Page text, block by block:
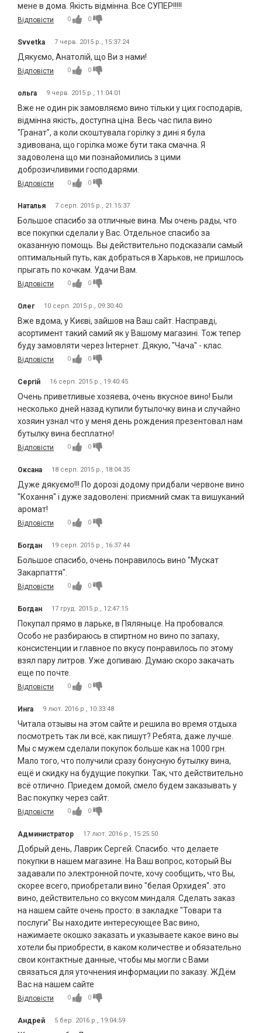
мене в дома. Якість відмінна. Все СУПЕР!!!!!
Відповісти 0 0
Svvetka 7 черв. 2015 р., 15:37:24
Дякуємо, Анатолій, що Ви з нами!
Відповісти 0 0
ольга 9 черв. 2015 р., 11:04:01
Вже не один рік замовляємо вино тільки у цих господарів,
відмінна якість, доступна ціна. Весь час пила вино
"Гранат", а коли скоштувала горілку з дині я була
здивована, що горілка може бути така смачна. Я
задоволена що ми познайомились з цими
доброзичливими господарями.
Відповісти 0 0
Наталья 7 серп. 2015 р., 21:15:37
Большое спасибо за отличные вина. Мы очень рады, что
все покупки сделали у Вас. Отдельное спасибо за
оказанную помощь. Вы действительно подсказали самый
оптимальный путь, как добраться в Харьков, не пришлось
прыгать по кочкам. Удачи Вам.
Відповісти 0 0
Олег 10 серп. 2015 р., 09:30:40
Вже вдома, у Києві, зайшов на Ваш сайт. Насправді,
асортимент такий самий як у Вашому магазині. Тож тепер
буду замовляти через Інтернет. Дякую, "Чача" - клас.
Відповісти 0 0
Сергій 16 серп. 2015 р., 19:40:45
Очень приветливые хозяева, очень вкусное вино! Были
несколько дней назад купили бутылочку вина и случайно
хозяин узнал что у меня день рождения презентовал нам
бутылку вина бесплатно!
Відповісти 0 0
Оксана 18 серп. 2015 р., 18:04:35
Дуже дякуємо!!! По дорозі додому придбали червоне вино
"Кохання" і дуже задоволені: приємний смак та вишуканий
аромат!
Відповісти 0 0
Богдан 19 серп. 2015 р., 16:37:44
Большое спасибо, очень понравилось вино "Мускат
Закарпаття".
Відповісти 0 0
Богдан 17 груд. 2015 р., 12:47:15
Покупал прямо в ларьке, в Пяляныце. На пробовался.
Особо не разбираюсь в спиртном но вино по запаху,
консистенции и главное по вкусу понравилось по этому
взял пару литров. Уже допиваю. Думаю скоро закачать
еще по почте.
Відповісти 0 0
Инга 9 лют. 2016 р., 10:33:48
Читала отзывы на этом сайте и решила во время отдыха
посмотреть так ли всё, как пишут? Ребята, даже лучше.
Мы с мужем сделали покупок больше как на 1000 грн.
Мало того, что получили сразу бонусную бутылку вина,
ещё и скидку на будущие покупки. Так, что действительно
всё отлично. Приедем домой, смело будем заказывать у
Вас покупку через сайт.
Відповісти 0 0
Администратор 17 лют. 2016 р., 15:25:50
Добрый день, Лаврик Сергей. Спасибо. что делаете
покупки в нашем магазине. На Ваш вопрос, который Вы
задавали по электронной почте, хочу сообщить, что Вы,
скорее всего, приобретали вино "белая Орхидея". это
вино, действительно со вкусом миндаля. Сделать заказ
на нашем сайте очень просто: в закладке "Товари та
послуги" Вы находите интересующее Вас вино,
нажимаете окошко заказать и указываете какое вино вы
хотели бы приобрести, в каком количестве и обязательно
свои контактные данные, чтобы мы могли с Вами
связаться для уточнения информации по заказу. ЖДём
Вас на нашем сайте
Відповісти 0 0
Андрей 5 бер. 2016 р., 19:04:59